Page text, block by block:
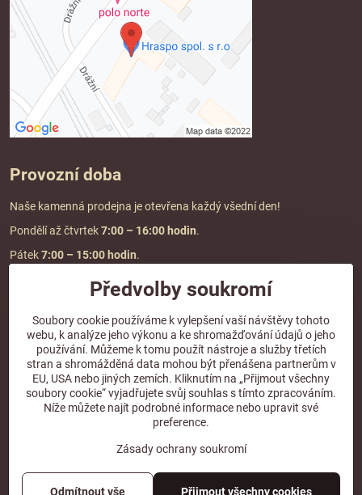
Provozní doba
Naše kamenná prodejna je otevřena každý všední den!
Pondělí až čtvrtek7:00 – 16:00 hodin.
Pátek7:00 – 15:00 hodin.
Doprava a platba
DOPRAVA ZDARMA
při objednávce nad2000 Kč vč. DPH.
*Nevztahuje se na paletovou přepravu.
Předvolby soukromí
Soubory cookie používáme k vylepšení vaší návštěvy tohoto
webu, k analýze jeho výkonu a ke shromažďování údajů o jeho
používání. Můžeme k tomu použít nástroje a služby třetích
stran a shromážděná data mohou být přenášena partnerům v
EU, USA nebo jiných zemích. Kliknutím na „Přijmout všechny
soubory cookie“ vyjadřujete svůj souhlas s tímto zpracováním.
Níže můžete najít podrobné informace nebo upravit své
preference.
Zásady ochrany soukromí
Přijmout všechny cookies
Odmítnout vše